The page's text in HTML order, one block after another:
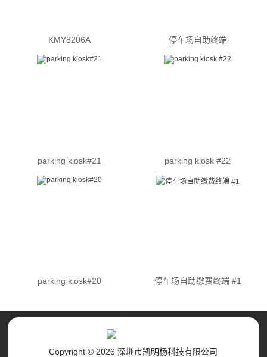
KMY8206A 停车场自助终端
parking kiosk#21 parking kiosk #22
parking kiosk#20 停车场自助缴费终端 #1
Copyright © 2026 深圳市凯明杨科技有限公司